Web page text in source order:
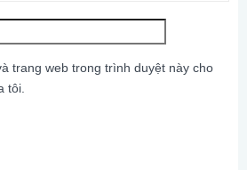
trang web trong trình duyệt này cho
tôi.